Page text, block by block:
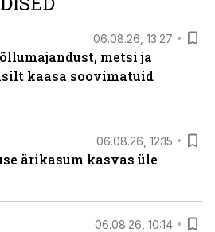
06.08.26, 13:27
metsi ja
kaasa soovimatuid
06.08.26, 12:15
ärikasum kasvas üle
06.08.26, 10:14